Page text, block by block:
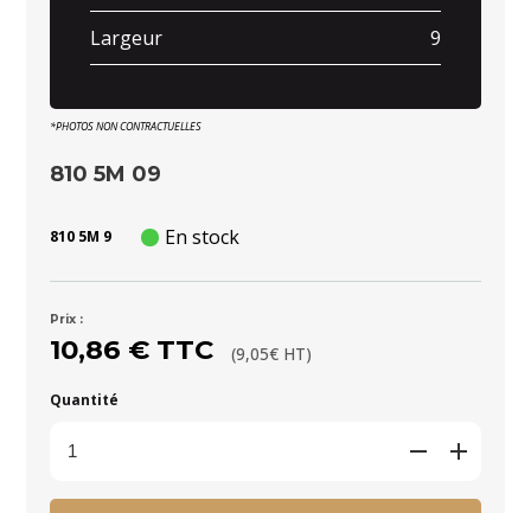
Largeur 9
*PHOTOS NON CONTRACTUELLES
810 5M 09
810 5M 9 En stock
Prix :
10,86 € TTC (9,05€ HT)
Quantité